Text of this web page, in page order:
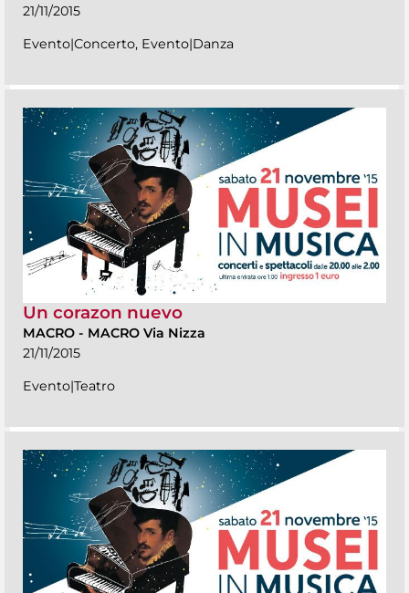
21/11/2015
Evento|Concerto, Evento|Danza
Un corazon nuevo
MACRO - MACRO Via Nizza
21/11/2015
Evento|Teatro